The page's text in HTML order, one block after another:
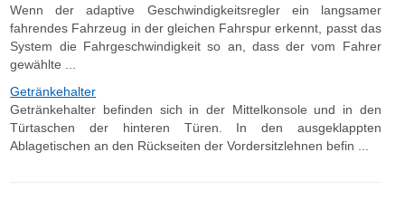
Wenn der adaptive Geschwindigkeitsregler ein langsamer
fahrendes Fahrzeug in der gleichen Fahrspur erkennt, passt das
System die Fahrgeschwindigkeit so an, dass der vom Fahrer
gewählte ...
Getränkehalter
Getränkehalter befinden sich in der Mittelkonsole und in den
Türtaschen der hinteren Türen. In den ausgeklappten
Ablagetischen an den Rückseiten der Vordersitzlehnen befin ...